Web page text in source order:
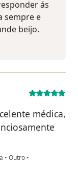
ás
sempre e
beijo.
médica,
• Outro •